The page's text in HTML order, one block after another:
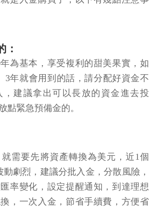
：
為基本，享受複利的甜美果實，如
3年就會用到的話，請分配好資金不
，建議拿出可以長放的資金進去投
點緊急預備金的。
需要先將資產轉換為美元，近1個
動劇烈，建議分批入金，分散風險，
率變化，設定提醒通知，到達理想
，一次入金，節省手續費，方便省